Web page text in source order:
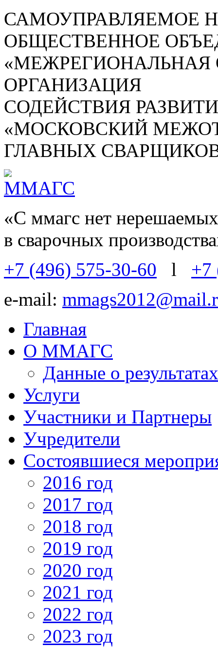
САМОУПРАВЛЯЕМОЕ
ОБЩЕСТВЕННОЕ
ОРГАНИЗАЦИЯ
СОДЕЙСТВИЯ
«МОСКОВСКИЙ
ГЛАВНЫХ
«С ммагс нет
в сварочных
+7 (496) 575-30-60 l +7
e-mail:
Главная
О ММАГС
Данные о
Услуги
Участники и Партнеры
Учредители
Состоявшиеся
2016 год
2017 год
2018 год
2019 год
2020 год
2021 год
2022 год
2023 год